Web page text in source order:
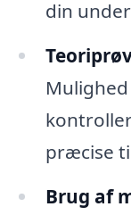
din
præcise
Brug af